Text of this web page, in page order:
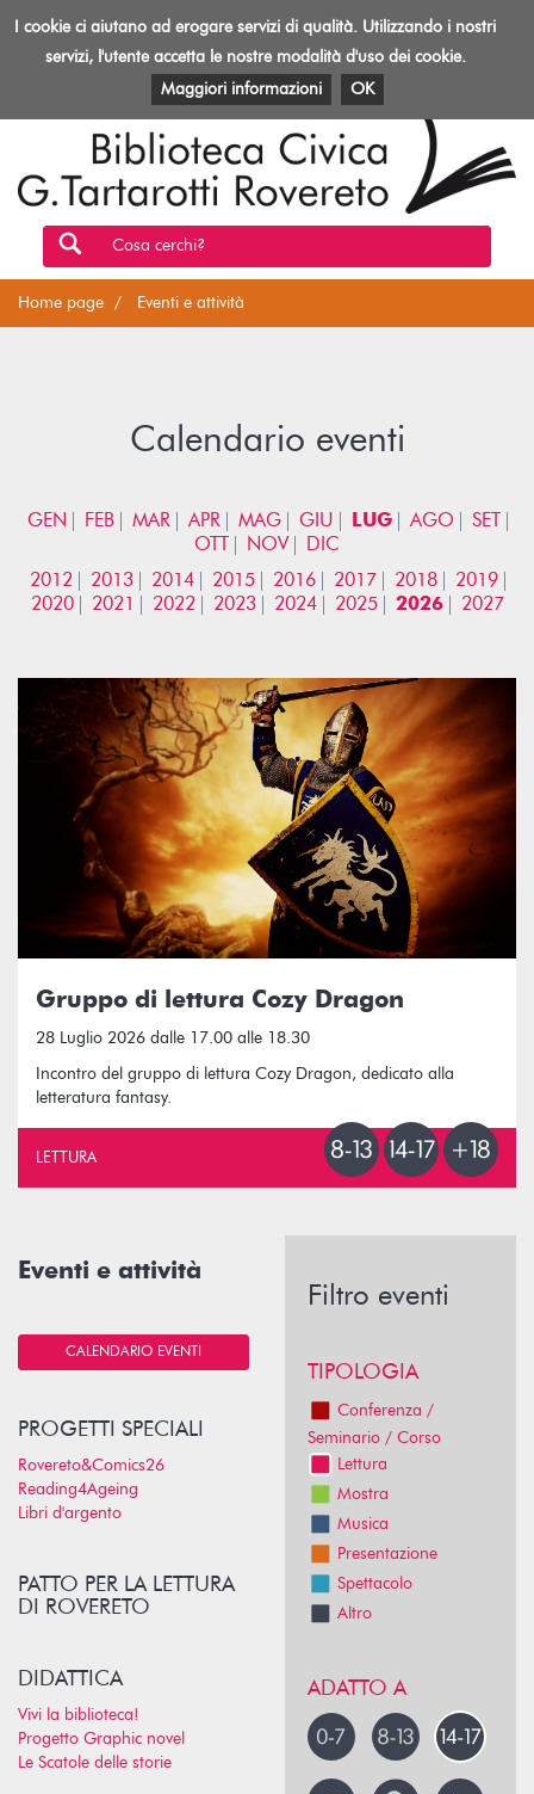
Toggle
Biblioteca
Rovereto
EVENTI E ATTIVITÀ PATRIMONIO E RISORSE
Cosa cerchi?
Home page Eventi e attività
Calendario eventi
GEN FEB MAR APR MAG GIU LUG AGO
SET
OTT
NOV
DIC
2012
2013 2014 2015 2016 2017 2018
2019
2020
2021 2022 2023 2024 2025 2026 2027
Gruppo di lettura Cozy Dragon
28 Luglio 2026 dalle 17.00 alle 18.30
Incontro del gruppo di lettura Cozy Dragon, dedicato alla
letteratura fantasy.
LETTURA
Eventi e attività
CALENDARIO EVENTI
PROGETTI SPECIALI
Rovereto&Comics26
Reading4Ageing
Libri d'argento
PATTO PER LA LETTURA
DI ROVERETO
DIDATTICA
Vivi la biblioteca!
Progetto Graphic novel
Le Scatole delle storie
Filtro eventi
TIPOLOGIA
Conferenza /
Seminario / Corso
Lettura
Mostra
Musica
Presentazione
Spettacolo
Altro
ADATTO A
I cookie ci aiutano ad erogare servizi di qualità. Utilizzando i nostri
servizi, l'utente accetta le nostre modalità d'uso dei cookie.
Maggiori informazioni
OK